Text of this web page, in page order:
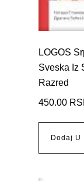
LOGOS
Sveska Iz
Razred
450.00
Dodaj U